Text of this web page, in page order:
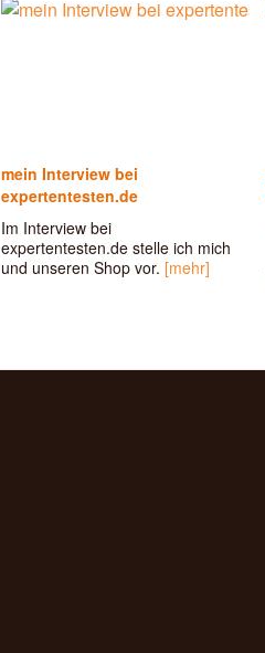
mein Interview bei
expertentesten.de
Im Interview bei
expertentesten.de stelle ich mich
und unseren Shop vor. [mehr]